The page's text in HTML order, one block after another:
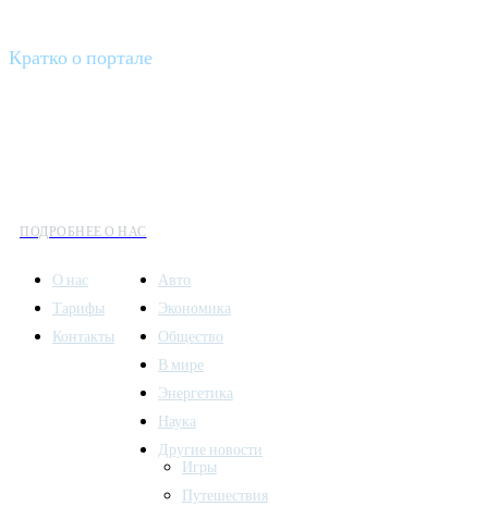
Кратко о портале
ПОДРОБНЕЕ О НАС
О нас
Тарифы
Контакты
Авто
Экономика
Общество
В мире
Энергетика
Наука
Другие новости
Игры
Путешествия